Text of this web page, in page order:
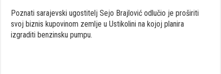
Poznati sarajevski ugostitelj Sejo Brajlović odlučio je proširiti
svoj biznis kupovinom zemlje u Ustikolini na kojoj planira
izgraditi benzinsku pumpu.